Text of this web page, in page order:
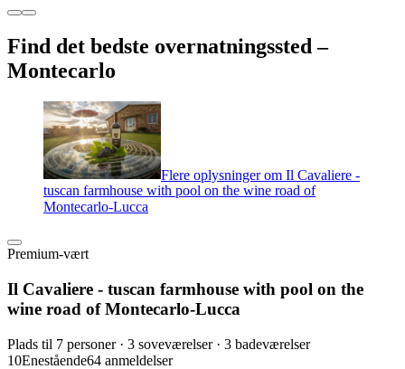
Find det bedste overnatningssted –
Montecarlo
Flere oplysninger om Il Cavaliere -
tuscan farmhouse with pool on the wine road of
Montecarlo-Lucca
Premium-vært
Il Cavaliere - tuscan farmhouse with pool on the
wine road of Montecarlo-Lucca
Plads til 7 personer · 3 soveværelser · 3 badeværelser
10Enestående64 anmeldelser